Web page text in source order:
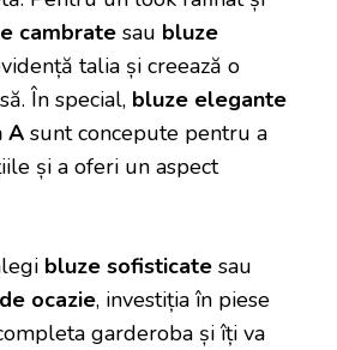
cambrate sau bluze
talia și creează o
În special, bluze elegante
A sunt concepute pentru a
și a oferi un aspect
bluze sofisticate sau
ocazie, investiția în piese
garderoba și îți va